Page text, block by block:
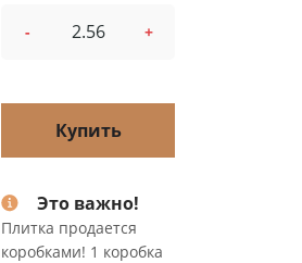
- +
Купить
Это важно!
Плитка продается
коробками! 1 коробка